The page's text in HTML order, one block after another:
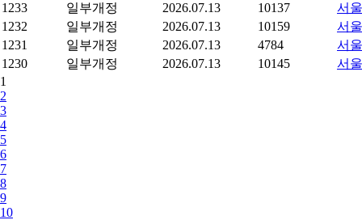
1233
일부개정 2026.07.13 10137
서
1232
일부개정 2026.07.13 10159
서
1231
일부개정 2026.07.13 4784
서
1230
일부개정 2026.07.13 10145
서
1
2
3
4
5
6
7
8
9
10